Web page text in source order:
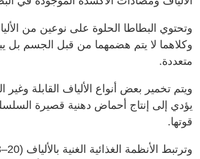
وتحتوي البطاطا الحلوة على نوعين من
وكلاهما لا يتم هضمهما من قبل الجسم بل
متعددة.
ويتم تخمير بعض أنواع الألياف القابلة وغير
يؤدي إلى إنتاج أحماض دهنية قصيرة
قوتها.